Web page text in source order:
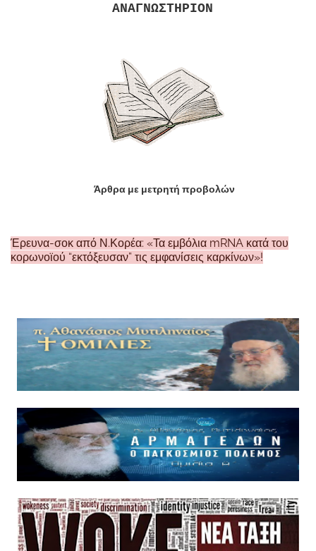
ΑΝΑΓΝΩΣΤΗΡΙΟΝ
Άρθρα με μετρητή προβολών
Έρευνα-σοκ από Ν.Κορέα: «Τα εμβόλια mRNA κατά του
κορωνοϊού “εκτόξευσαν” τις εμφανίσεις καρκίνων»!